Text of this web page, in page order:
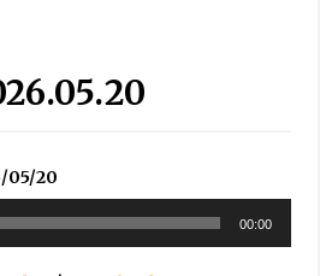
guztioi!
11/11
05/20
00:00